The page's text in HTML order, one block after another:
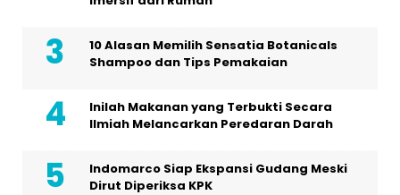
10 Alasan Memilih Sensatia Botanicals
Shampoo dan Tips Pemakaian
Inilah Makanan yang Terbukti Secara
Ilmiah Melancarkan Peredaran Darah
Indomarco Siap Ekspansi Gudang Meski
Dirut Diperiksa KPK